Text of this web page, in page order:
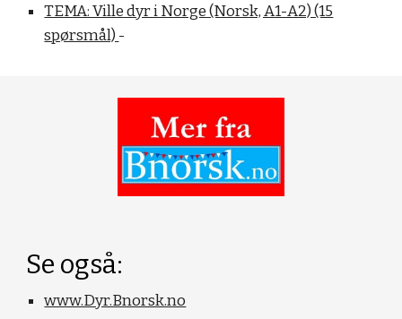
TEMA: Ville dyr i Norge (Norsk, A1-A2) (15
spørsmål)-
Se også:
www.Dyr.Bnorsk.no